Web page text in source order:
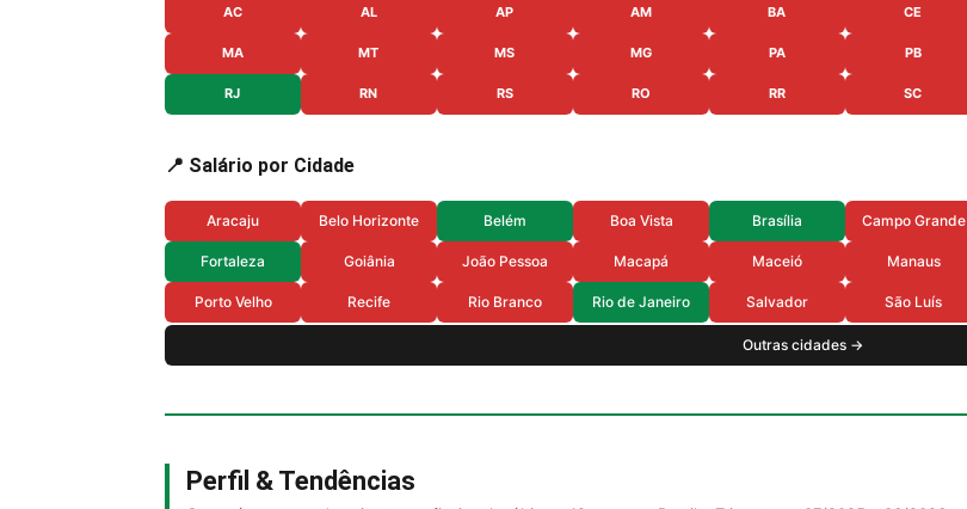
AC AL AP AM BA CE
MA MT MS MG PA PB
RJ RN RS RO RR SC
📍 Salário por Cidade
Aracaju Belo Horizonte Belém Boa Vista Brasília Campo Grande
Fortaleza Goiânia João Pessoa Macapá Maceió Manaus
Porto Velho Recife Rio Branco Rio de Janeiro Salvador São Luís
Outras cidades →
Perfil & Tendências